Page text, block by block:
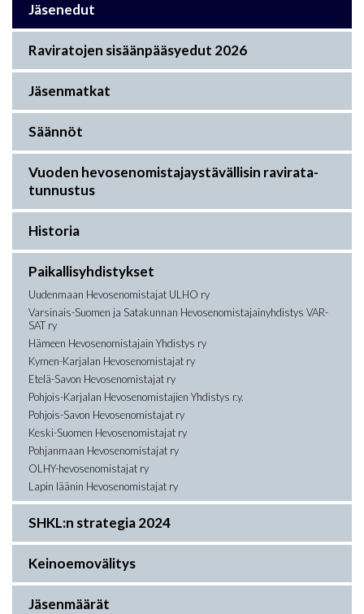
Jäsenedut
Raviratojen sisäänpääsyedut 2026
Jäsenmatkat
Säännöt
Vuoden hevosenomistajaystävällisin ravirata-
tunnustus
Historia
Paikallisyhdistykset
Uudenmaan Hevosenomistajat ULHO ry
Varsinais-Suomen ja Satakunnan Hevosenomistajainyhdistys VAR-
SAT ry
Hämeen Hevosenomistajain Yhdistys ry
Kymen-Karjalan Hevosenomistajat ry
Etelä-Savon Hevosenomistajat ry
Pohjois-Karjalan Hevosenomistajien Yhdistys r.y.
Pohjois-Savon Hevosenomistajat ry
Keski-Suomen Hevosenomistajat ry
Pohjanmaan Hevosenomistajat ry
OLHY-hevosenomistajat ry
Lapin läänin Hevosenomistajat ry
SHKL:n strategia 2024
Keinoemovälitys
Jäsenmäärät